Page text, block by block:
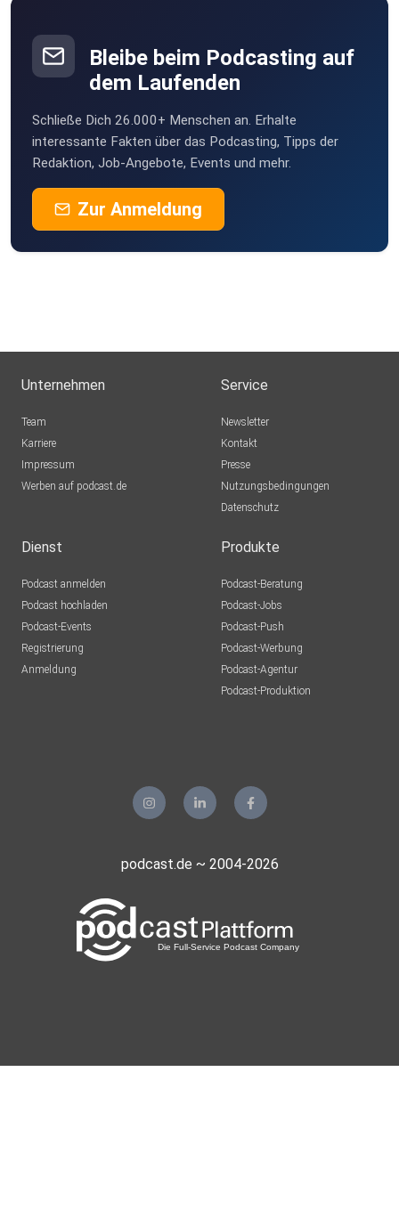
Bleibe beim Podcasting auf
dem Laufenden
Schließe Dich 26.000+ Menschen an. Erhalte
interessante Fakten über das Podcasting, Tipps der
Redaktion, Job-Angebote, Events und mehr.
Zur Anmeldung
Unternehmen
Team
Karriere
Impressum
Werben auf podcast.de
Service
Newsletter
Kontakt
Presse
Nutzungsbedingungen
Datenschutz
Dienst
Podcast anmelden
Podcast hochladen
Podcast-Events
Registrierung
Anmeldung
Produkte
Podcast-Beratung
Podcast-Jobs
Podcast-Push
Podcast-Werbung
Podcast-Agentur
Podcast-Produktion
podcast.de ~ 2004-2026